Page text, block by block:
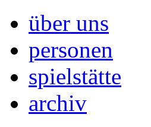
über uns
personen
spielstätte
archiv